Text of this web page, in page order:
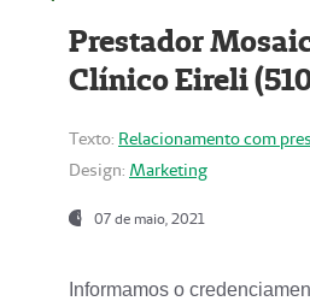
Prestador
Clínico Eireli
Texto: Relacionamento com
Design: Marketing
07 de maio, 2021
Informamos o